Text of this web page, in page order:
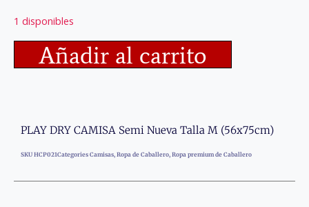
1 disponibles
Añadir al carrito
PLAY DRY CAMISA Semi Nueva Talla M (56x75cm)
SKU HCP021Categories Camisas, Ropa de Caballero, Ropa premium de Caballero